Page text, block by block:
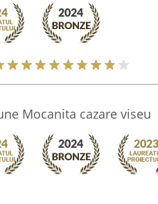
Mocanita cazare viseu